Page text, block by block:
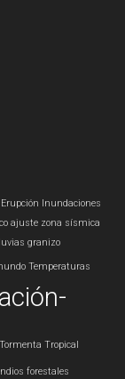
Erupción Inundaciones
ajuste zona sísmica
granizo
Temperaturas
Tormenta Tropical
forestales